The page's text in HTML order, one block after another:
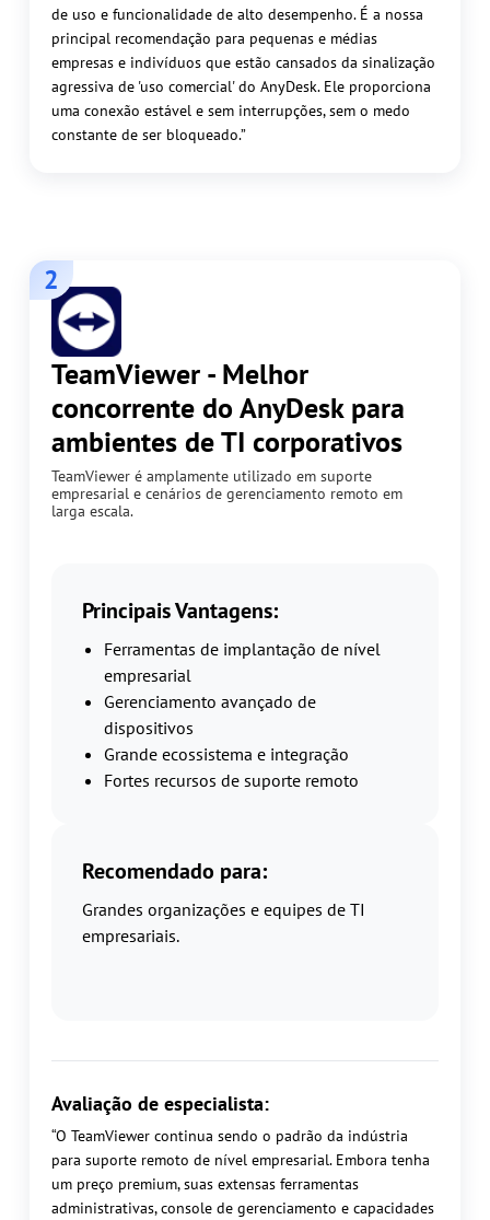
de uso e funcionalidade de alto desempenho. É a nossa
principal recomendação para pequenas e médias
empresas e indivíduos que estão cansados da sinalização
agressiva de 'uso comercial' do AnyDesk. Ele proporciona
uma conexão estável e sem interrupções, sem o medo
constante de ser bloqueado.”
2
TeamViewer - Melhor
concorrente do AnyDesk para
ambientes de TI corporativos
TeamViewer é amplamente utilizado em suporte
empresarial e cenários de gerenciamento remoto em
larga escala.
Principais Vantagens:
Ferramentas de implantação de nível
empresarial
Gerenciamento avançado de
dispositivos
Grande ecossistema e integração
Fortes recursos de suporte remoto
Recomendado para:
Grandes organizações e equipes de TI
empresariais.
Avaliação de especialista:
“O TeamViewer continua sendo o padrão da indústria
para suporte remoto de nível empresarial. Embora tenha
um preço premium, suas extensas ferramentas
administrativas, console de gerenciamento e capacidades